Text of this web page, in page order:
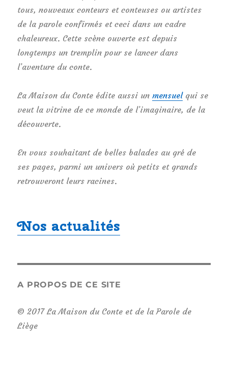
tous, nouveaux conteurs et conteuses ou artistes
de la parole confirmés et ceci dans un cadre
chaleureux. Cette scène ouverte est depuis
longtemps un tremplin pour se lancer dans
l’aventure du conte.
La Maison du Conte édite aussi unmensuelqui se
veut la vitrine de ce monde de l’imaginaire, de la
découverte.
En vous souhaitant de belles balades au gré de
ses pages, parmi un univers où petits et grands
retrouveront leurs racines.
Nos actualités
A PROPOS DE CE SITE
© 2017 La Maison du Conte et de la Parole de
Liège